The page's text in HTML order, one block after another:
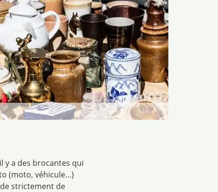
y a des brocantes qui
(moto, véhicule…)
strictement de